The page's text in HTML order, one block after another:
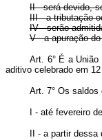
II - será devido,
III - a tributação
IV - serão
V - a apuração
Art. 6° É a União
aditivo celebrado em
Art. 7° Os saldos
I - até fevereiro
II - a partir